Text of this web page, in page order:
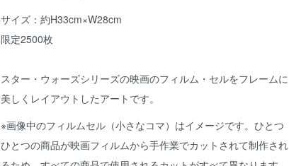
サイズ：約H33cm×W28cm
限定2500枚
スター・ウォーズシリーズの映画のフィルム・セルをフレームに
美しくレイアウトしたアートです。
※画像中のフィルムセル（小さなコマ）はイメージです。ひとつ
ひとつの商品が映画フィルムから手作業でカットされて制作され